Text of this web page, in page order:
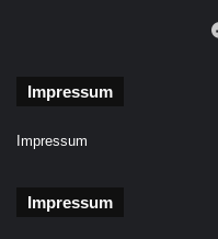
Impressum
Impressum
Impressum